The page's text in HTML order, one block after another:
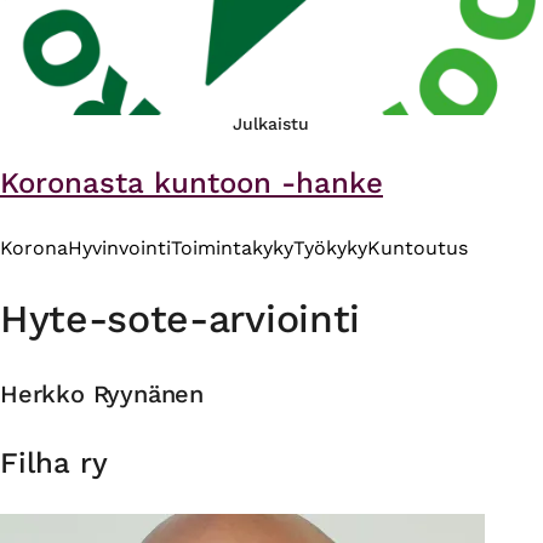
Julkaistu
Koronasta kuntoon -hanke
KoronaHyvinvointiToimintakykyTyökykyKuntoutus
Hyte-sote-arviointi
Herkko Ryynänen
Organisaatio
Filha ry